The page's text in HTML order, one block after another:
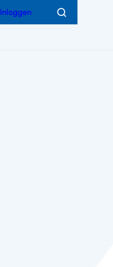
Inloggen Zoeken